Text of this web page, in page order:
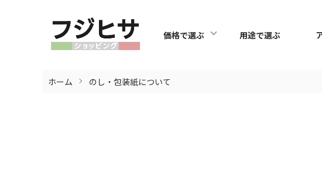
価格で選ぶ 用途で選ぶ
ホーム のし・包装紙について